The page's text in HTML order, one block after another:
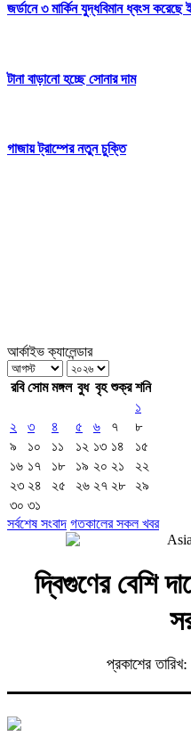
জর্ডানে ৩ মার্কিন যুদ্ধবিমান ধ্বংস করেছে
টানা বাড়ানো হচ্ছে সোনার দাম
গাজায় ট্রাম্পের নতুন চুক্তি
আর্কাইভ ক্যালেন্ডার
রবি সোম মঙ্গল বুধ বৃহ শুক্র শনি
১
২
৩ ৪ ৫ ৬ ৭
৮
৯
১০ ১১ ১২ ১৩ ১৪
১৫
১৬ ১৭ ১৮ ১৯ ২০ ২১
২২
২৩ ২৪ ২৫ ২৬ ২৭ ২৮
২৯
৩০ ৩১
সর্বশেষ সংবাদ গতকালের সকল খবর
দ্বিগুণের বেশি
প্রকাশের